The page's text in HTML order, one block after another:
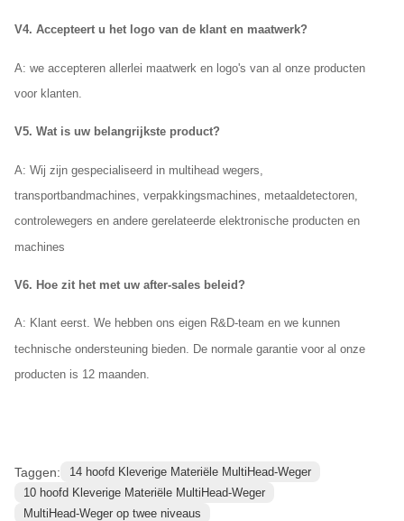
V4. Accepteert u het logo van de klant en maatwerk?
A: we accepteren allerlei maatwerk en logo's van al onze producten
voor klanten.
V5. Wat is uw belangrijkste product?
A: Wij zijn gespecialiseerd in multihead wegers,
transportbandmachines, verpakkingsmachines, metaaldetectoren,
controlewegers en andere gerelateerde elektronische producten en
machines
V6. Hoe zit het met uw after-sales beleid?
A: Klant eerst. We hebben ons eigen R&D-team en we kunnen
technische ondersteuning bieden. De normale garantie voor al onze
producten is 12 maanden.
Taggen:
14 hoofd Kleverige Materiële MultiHead-Weger
10 hoofd Kleverige Materiële MultiHead-Weger
MultiHead-Weger op twee niveaus